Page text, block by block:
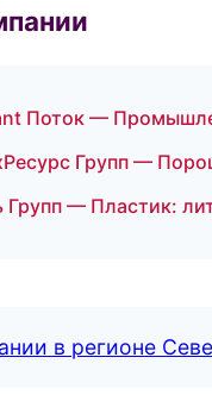
Поток —
Групп —
— Пластик:
в регионе